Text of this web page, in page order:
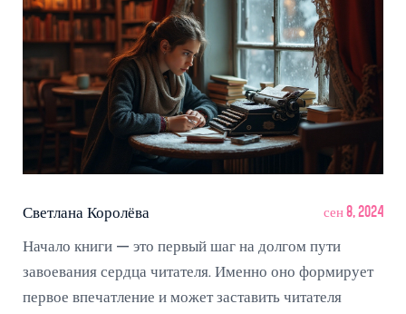
Светлана Королёва сен 8, 2024
Начало книги — это первый шаг на долгом пути
завоевания сердца читателя. Именно оно формирует
первое впечатление и может заставить читателя